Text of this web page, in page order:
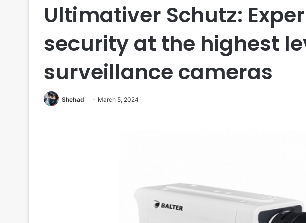
Ultimativer Schutz:
security at the highest
surveillance cameras
Shehad March 5, 2024